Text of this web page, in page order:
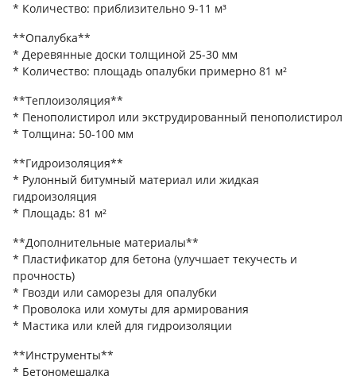
* Количество: приблизительно 9-11 м³
**Опалубка**
* Деревянные доски толщиной 25-30 мм
* Количество: площадь опалубки примерно 81 м²
**Теплоизоляция**
* Пенополистирол или экструдированный пенополистирол
* Толщина: 50-100 мм
**Гидроизоляция**
* Рулонный битумный материал или жидкая
гидроизоляция
* Площадь: 81 м²
**Дополнительные материалы**
* Пластификатор для бетона (улучшает текучесть и
прочность)
* Гвозди или саморезы для опалубки
* Проволока или хомуты для армирования
* Мастика или клей для гидроизоляции
**Инструменты**
* Бетономешалка